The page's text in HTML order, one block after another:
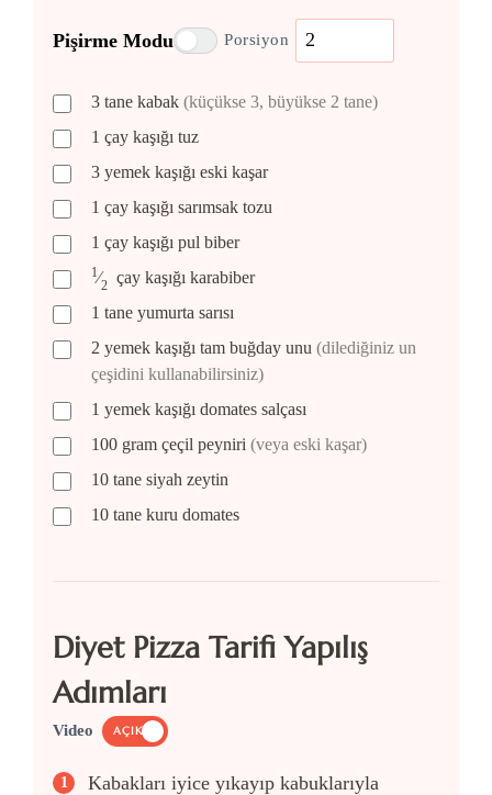
Pişirme Modu Porsiyon
3 tane kabak (küçükse 3, büyükse 2 tane)
1 çay kaşığı tuz
3 yemek kaşığı eski kaşar
1 çay kaşığı sarımsak tozu
1 çay kaşığı pul biber
1⁄2 çay kaşığı karabiber
1 tane yumurta sarısı
2 yemek kaşığı tam buğday unu (dilediğiniz un
çeşidini kullanabilirsiniz)
1 yemek kaşığı domates salçası
100 gram çeçil peyniri (veya eski kaşar)
10 tane siyah zeytin
10 tane kuru domates
Diyet Pizza Tarifi Yapılış
Adımları
Video AÇIK
Kabakları iyice yıkayıp kabuklarıyla